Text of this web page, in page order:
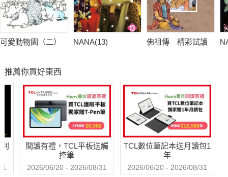
可愛動物園（二） NANA(13) 佛祖傳 精彩試讀
推薦你買好東西
閱讀有禮，TCL平板送觸
控筆
2026/06/20 - 2026/08/31
TCL數位筆記本送月讀包1
年
2026/06/20 - 2026/08/31